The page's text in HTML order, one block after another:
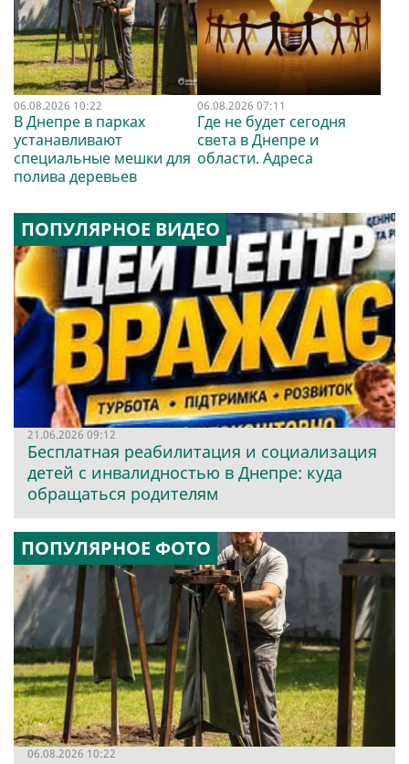
06.08.2026 10:22
В Днепре в парках
устанавливают
специальные мешки для
полива деревьев
06.08.2026 07:11
Где не будет сегодня
света в Днепре и
области. Адреса
ПОПУЛЯРНОЕ ВИДЕО
21.06.2026 09:12
Бесплатная реабилитация и социализация
детей с инвалидностью в Днепре: куда
обращаться родителям
ПОПУЛЯРНОЕ ФОТО
06.08.2026 10:22